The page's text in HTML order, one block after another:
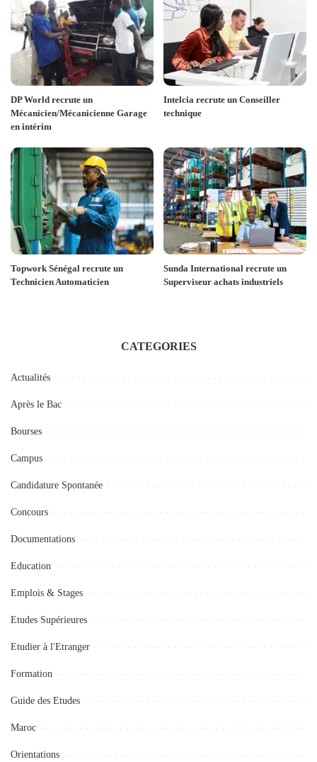
DP World recrute un
Mécanicien/Mécanicienne Garage
en intérim
Intelcia recrute un Conseiller
technique
Topwork Sénégal recrute un
Technicien Automaticien
Sunda International recrute un
Superviseur achats industriels
CATEGORIES
Actualités
Après le Bac
Bourses
Campus
Candidature Spontanée
Concours
Documentations
Education
Emplois & Stages
Etudes Supérieures
Etudier à l'Etranger
Formation
Guide des Etudes
Maroc
Orientations